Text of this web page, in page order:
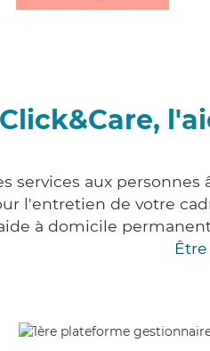
Click&Care,
services aux
l'entretien de votre
à domicile